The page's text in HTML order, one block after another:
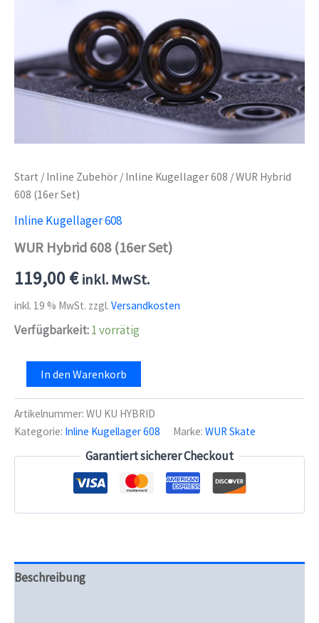
Start / Inline Zubehör / Inline Kugellager 608 / WUR Hybrid
608 (16er Set)
Inline Kugellager 608
WUR Hybrid 608 (16er Set)
119,00€ inkl. MwSt.
inkl. 19 % MwSt. zzgl. Versandkosten
Verfügbarkeit:1 vorrätig
608
(16er
Set)
Menge
In den Warenkorb
Artikelnummer: WU KU HYBRID
Kategorie: Inline Kugellager 608 Marke: WUR Skate
Garantiert sicherer Checkout
Beschreibung